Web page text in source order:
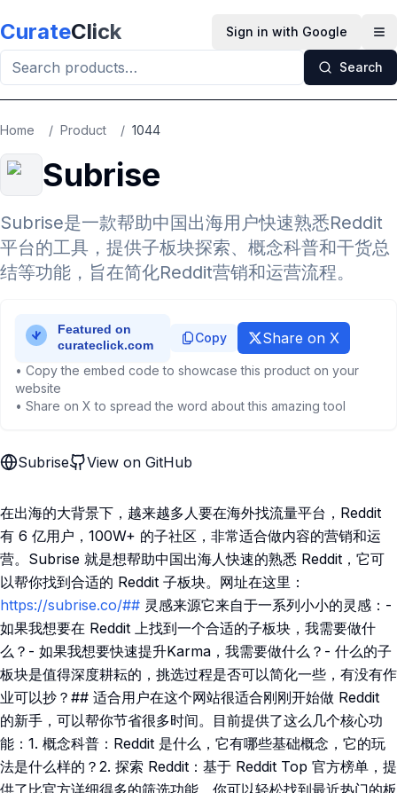
CurateClick Sign in with Google
Search
Home / Product / 1044
Subrise
Subrise是一款帮助中国出海用户快速熟悉Reddit
平台的工具，提供子板块探索、概念科普和干货总
结等功能，旨在简化Reddit营销和运营流程。
Copy Share on X
• Copy the embed code to showcase this product on your
website
• Share on X to spread the word about this amazing tool
Subrise View on GitHub
在出海的大背景下，越来越多人要在海外找流量平台，Reddit
有 6 亿用户，100W+ 的子社区，非常适合做内容的营销和运
营。Subrise 就是想帮助中国出海人快速的熟悉 Reddit，它可
以帮你找到合适的 Reddit 子板块。网址在这里：
https://subrise.co/## 灵感来源它来自于一系列小小的灵感：-
如果我想要在 Reddit 上找到一个合适的子板块，我需要做什
么？- 如果我想要快速提升Karma，我需要做什么？- 什么的子
板块是值得深度耕耘的，挑选过程是否可以简化一些，有没有作
业可以抄？## 适合用户在这个网站很适合刚刚开始做 Reddit
的新手，可以帮你节省很多时间。目前提供了这么几个核心功
能：1. 概念科普：Reddit 是什么，它有哪些基础概念，它的玩
法是什么样的？2. 探索 Reddit：基于 Reddit Top 官方榜单，提
供了比官方详细得多的筛选功能，你可以轻松找到最近热门的板